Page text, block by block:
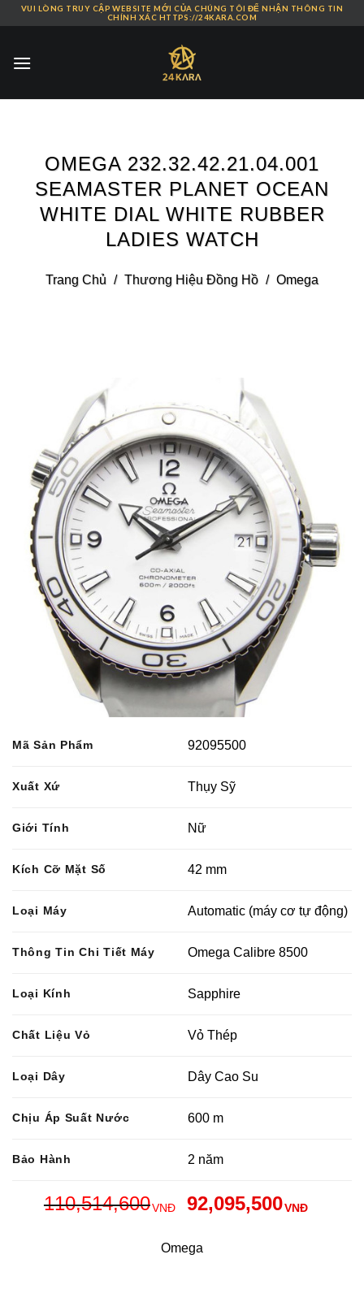
Skip
content
VUI LÒNG TRUY CẬP WEBSITE MỚI CỦA CHÚNG TÔI ĐỂ NHẬN THÔNG TIN
CHÍNH XÁC HTTPS://24KARA.COM
OMEGA 232.32.42.21.04.001
SEAMASTER PLANET OCEAN
WHITE DIAL WHITE RUBBER
LADIES WATCH
Trang Chủ / Thương Hiệu Đồng Hồ / Omega
Mã Sản Phẩm 92095500
Xuất Xứ Thụy Sỹ
Giới Tính Nữ
Kích Cỡ Mặt Số 42 mm
Loại Máy Automatic (máy cơ tự động)
Thông Tin Chi Tiết Máy Omega Calibre 8500
Loại Kính Sapphire
Chất Liệu Vỏ Vỏ Thép
Loại Dây Dây Cao Su
Chịu Áp Suất Nước 600 m
Bảo Hành 2 năm
110,514,600VNĐ 92,095,500VNĐ
Omega